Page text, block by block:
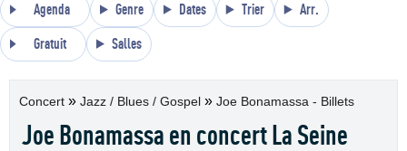
Agenda Genre Dates Trier Arr.
Gratuit Salles
Concert » Jazz / Blues / Gospel » Joe Bonamassa - Billets
Joe Bonamassa en concert La Seine